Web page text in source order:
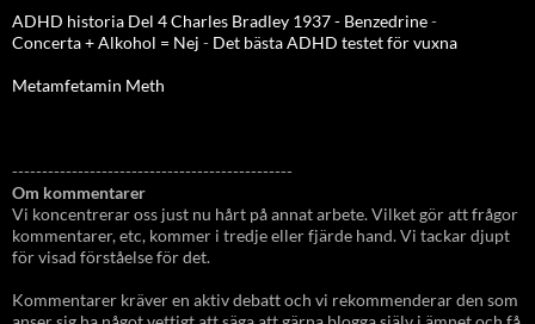
ADHD historia Del 4 Charles Bradley 1937 - Benzedrine-
Concerta + Alkohol = Nej - Det bästa ADHD testet för vuxna
Metamfetamin Meth
-----------------------------------------------
Om kommentarer
Vi koncentrerar oss just nu hårt på annat arbete. Vilket gör att frågor
kommentarer, etc, kommer i tredje eller fjärde hand. Vi tackar djupt
för visad förståelse för det.
Kommentarer kräver en aktiv debatt och vi rekommenderar den som